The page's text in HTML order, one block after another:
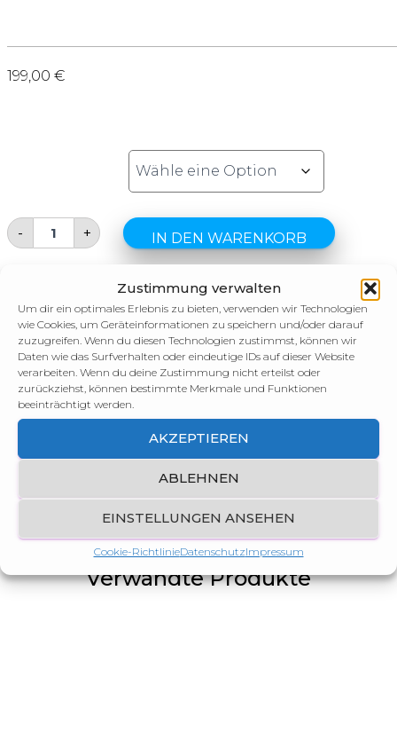
Zustimmung verwalten
Um dir ein optimales Erlebnis zu bieten, verwenden wir Technologien
wie Cookies, um Geräteinformationen zu speichern und/oder darauf
zuzugreifen. Wenn du diesen Technologien zustimmst, können wir
Daten wie das Surfverhalten oder eindeutige IDs auf dieser Website
verarbeiten. Wenn du deine Zustimmung nicht erteilst oder
zurückziehst, können bestimmte Merkmale und Funktionen
beeinträchtigt werden.
AKZEPTIEREN
ABLEHNEN
EINSTELLUNGEN ANSEHEN
Cookie-RichtlinieDatenschutzImpressum
199,00 €
- + IN DEN WARENKORB
Versandpreis berechnen
SKU N/A
Gewicht
Hersteller Nöding
Verwandte Produkte